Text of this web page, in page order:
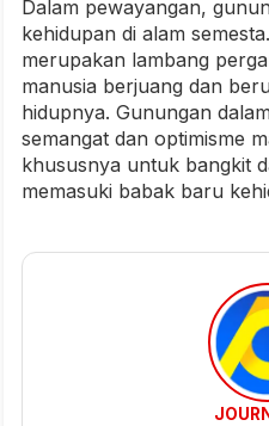
Dalam pewayangan,
kehidupan di alam
merupakan lambang
manusia berjuang dan
hidupnya. Gunungan
semangat dan optimisme
khususnya untuk bangkit
memasuki babak baru